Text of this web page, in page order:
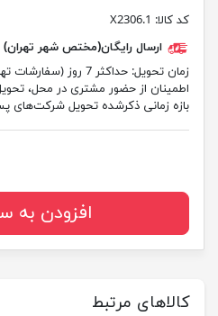
کد کالا: X2306.1
ارسال رایگان(مختص شهر تهران)
زمان تحویل:
حداکثر 7 روز
اطمینان از حضور مشتری در محل،
بازه زمانی ذکرشده تحویل شرکت‌های
افزودن به
کالاهای مرتبط